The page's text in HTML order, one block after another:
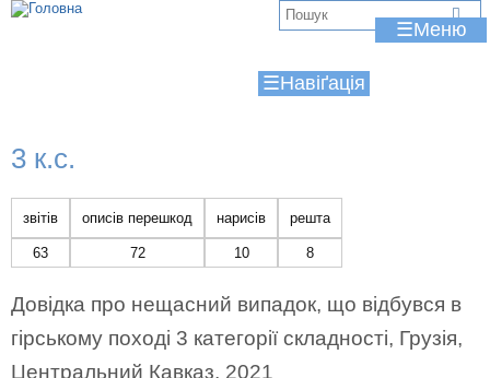
Jump to navigation
☰
☰
3 к.с.
звітів
63
описів перешкод
72
нарисів
10
решта
8
Довідка про нещасний випадок, що відбувся в
гірському поході 3 категорії складності, Грузія,
Центральний Кавказ, 2021